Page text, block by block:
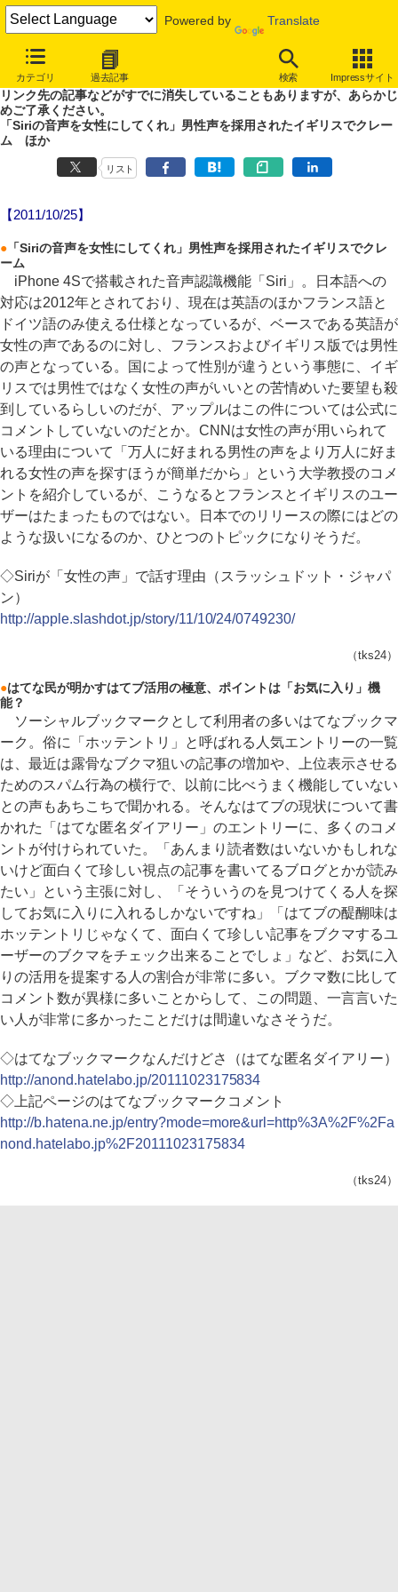
Powered by Translate
カテゴリ 過去記事 検索 Impressサイト
やじうまWatch
噂あり、未確認情報ありのやじうまWatch。
リンク先の記事などがすでに消失していることもありますが、あらかじ
めご了承ください。
「Siriの音声を女性にしてくれ」男性声を採用されたイギリスでクレー
ム ほか
リスト
【2011/10/25】
● 「Siriの音声を女性にしてくれ」男性声を採用されたイギリスでクレ
ーム
iPhone 4Sで搭載された音声認識機能「Siri」。日本語への
対応は2012年とされており、現在は英語のほかフランス語と
ドイツ語のみ使える仕様となっているが、ベースである英語が
女性の声であるのに対し、フランスおよびイギリス版では男性
の声となっている。国によって性別が違うという事態に、イギ
リスでは男性ではなく女性の声がいいとの苦情めいた要望も殺
到しているらしいのだが、アップルはこの件については公式に
コメントしていないのだとか。CNNは女性の声が用いられて
いる理由について「万人に好まれる男性の声をより万人に好ま
れる女性の声を探すほうが簡単だから」という大学教授のコメ
ントを紹介しているが、こうなるとフランスとイギリスのユー
ザーはたまったものではない。日本でのリリースの際にはどの
ような扱いになるのか、ひとつのトピックになりそうだ。
◇Siriが「女性の声」で話す理由（スラッシュドット・ジャパ
ン）
http://apple.slashdot.jp/story/11/10/24/0749230/
（tks24）
●はてな民が明かすはてブ活用の極意、ポイントは「お気に入り」機
能？
ソーシャルブックマークとして利用者の多いはてなブックマ
ーク。俗に「ホッテントリ」と呼ばれる人気エントリーの一覧
は、最近は露骨なブクマ狙いの記事の増加や、上位表示させる
ためのスパム行為の横行で、以前に比べうまく機能していない
との声もあちこちで聞かれる。そんなはてブの現状について書
かれた「はてな匿名ダイアリー」のエントリーに、多くのコメ
ントが付けられていた。「あんまり読者数はいないかもしれな
いけど面白くて珍しい視点の記事を書いてるブログとかが読み
たい」という主張に対し、「そういうのを見つけてくる人を探
してお気に入りに入れるしかないですね」「はてブの醍醐味は
ホッテントリじゃなくて、面白くて珍しい記事をブクマするユ
ーザーのブクマをチェック出来ることでしょ」など、お気に入
りの活用を提案する人の割合が非常に多い。ブクマ数に比して
コメント数が異様に多いことからして、この問題、一言言いた
い人が非常に多かったことだけは間違いなさそうだ。
◇はてなブックマークなんだけどさ（はてな匿名ダイアリー）
http://anond.hatelabo.jp/20111023175834
◇上記ページのはてなブックマークコメント
http://b.hatena.ne.jp/entry?mode=more&url=http%3A%2F%2Fa
nond.hatelabo.jp%2F20111023175834
（tks24）